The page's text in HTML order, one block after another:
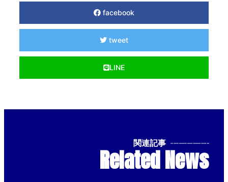
facebook
tweet
LINE
関連記事 --------------
Related News